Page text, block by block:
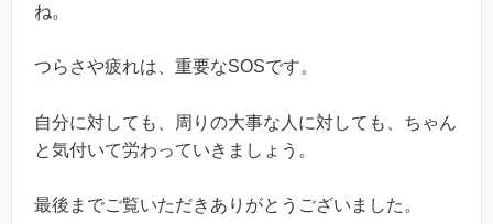
ね。
つらさや疲れは、重要なSOSです。
自分に対しても、周りの大事な人に対しても、ちゃん
と気付いて労わっていきましょう。
最後までご覧いただきありがとうございました。